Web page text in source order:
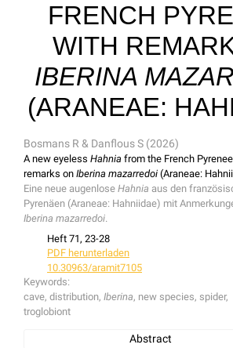
FRENCH
WITH
IBERINA
(ARANEAE:
Bosmans R & Danflous S (2026)
A new eyeless Hahnia from the French
remarks on Iberina mazarredoi (Araneae:
Eine neue augenlose Hahnia aus den
Pyrenäen (Araneae: Hahniidae) mit
Iberina mazarredoi.
Heft 71, 23-28
PDF herunterladen
10.30963/aramit7105
Keywords:
cave, distribution, Iberina, new species, spider,
troglobiont
Abstract